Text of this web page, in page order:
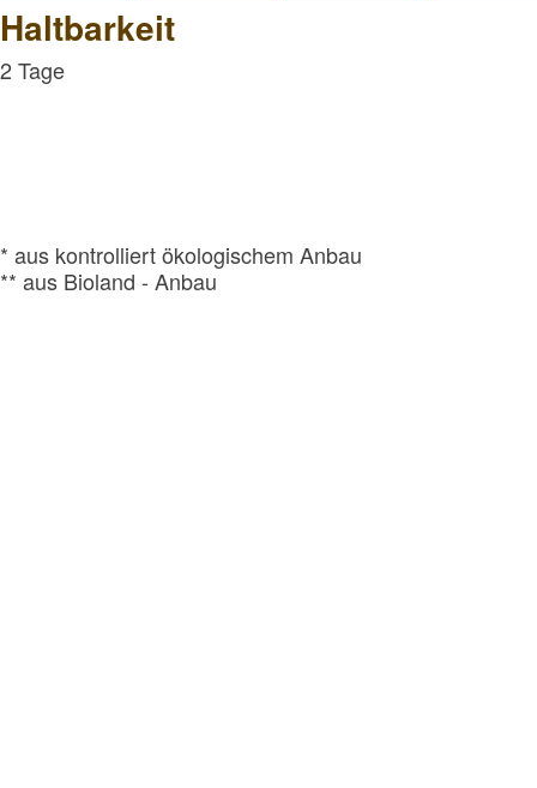
Haltbarkeit
2 Tage
* aus kontrolliert ökologischem Anbau
** aus Bioland - Anbau